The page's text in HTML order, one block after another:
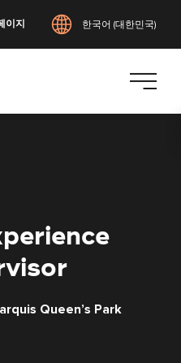
이지 한국어 (대한민국)
Queen’s Park